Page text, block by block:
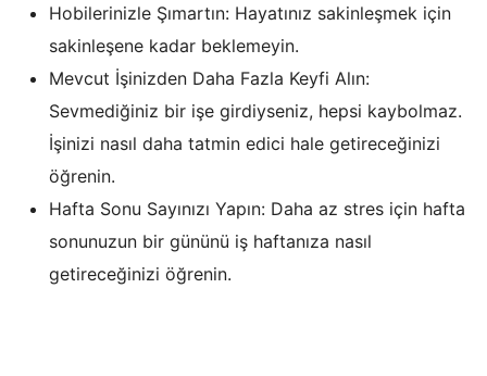
Hobilerinizle Şımartın: Hayatınız sakinleşmek için
sakinleşene kadar beklemeyin.
Mevcut İşinizden Daha Fazla Keyfi Alın:
Sevmediğiniz bir işe girdiyseniz, hepsi kaybolmaz.
İşinizi nasıl daha tatmin edici hale getireceğinizi
öğrenin.
Hafta Sonu Sayınızı Yapın: Daha az stres için hafta
sonunuzun bir gününü iş haftanıza nasıl
getireceğinizi öğrenin.